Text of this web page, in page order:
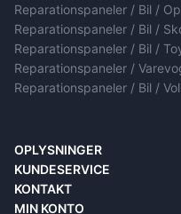
Reparationspaneler / Bil /
Reparationspaneler / Bil /
Reparationspaneler / Bil /
Reparationspaneler /
Reparationspaneler / Bil /
OPLYSNINGER
Om Os
Om levering
Fortrolighedspolitik
KUNDESERVICE
Kontakt
Returneringer
KONTAKT
MIN KONTO